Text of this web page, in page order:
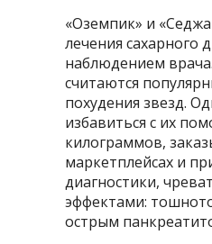
«Оземпик» и
лечения сахарного
наблюдением
считаются
похудения звезд.
избавиться с их
килограммов,
маркетплейсах и
диагностики,
эффектами:
острым